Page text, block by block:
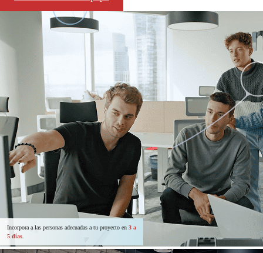
Incorpora a las personas adecuadas a tu proyecto en 3 a
5 días